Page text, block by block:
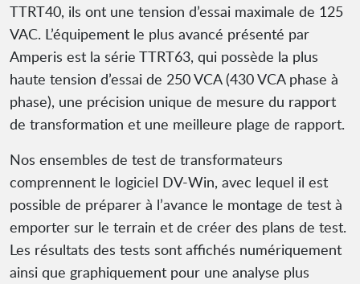
TTRT40, ils ont une tension d’essai maximale de 125
VAC. L’équipement le plus avancé présenté par
Amperis est la série TTRT63, qui possède la plus
haute tension d’essai de 250 VCA (430 VCA phase à
phase), une précision unique de mesure du rapport
de transformation et une meilleure plage de rapport.
Nos ensembles de test de transformateurs
comprennent le logiciel DV-Win, avec lequel il est
possible de préparer à l’avance le montage de test à
emporter sur le terrain et de créer des plans de test.
Les résultats des tests sont affichés numériquement
ainsi que graphiquement pour une analyse plus